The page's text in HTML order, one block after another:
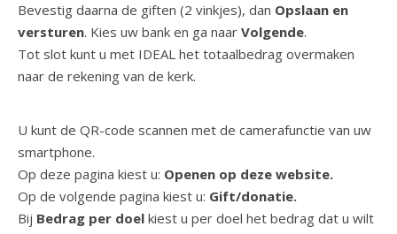
Bevestig daarna de giften (2 vinkjes), dan Opslaan en
versturen. Kies uw bank en ga naar Volgende.
Tot slot kunt u met IDEAL het totaalbedrag overmaken
naar de rekening van de kerk.
U kunt de QR-code scannen met de camerafunctie van uw
smartphone.
Op deze pagina kiest u: Openen op deze website.
Op de volgende pagina kiest u: Gift/donatie.
Bij Bedrag per doel kiest u per doel het bedrag dat u wilt